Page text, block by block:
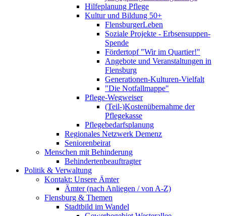
Hilfeplanung Pflege
Kultur und Bildung 50+
FlensburgerLeben
Soziale Projekte - Erbsensuppen-
Spende
Fördertopf "Wir im Quartier!"
Angebote und Veranstaltungen in
Flensburg
Generationen-Kulturen-Vielfalt
"Die Notfallmappe"
Pflege-Wegweiser
(Teil-)Kostenübernahme der
Pflegekasse
Pflegebedarfsplanung
Regionales Netzwerk Demenz
Seniorenbeirat
Menschen mit Behinderung
Behindertenbeauftragter
Politik & Verwaltung
Kontakt: Unsere Ämter
Ämter (nach Anliegen / von A-Z)
Flensburg & Themen
Stadtbild im Wandel